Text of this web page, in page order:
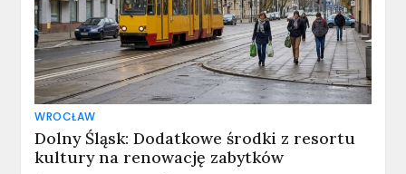
WROCŁAW
Dolny Śląsk: Dodatkowe środki z resortu
kultury na renowację zabytków